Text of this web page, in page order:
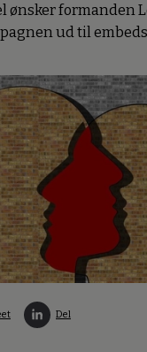
ønsker formanden
ud til
Del